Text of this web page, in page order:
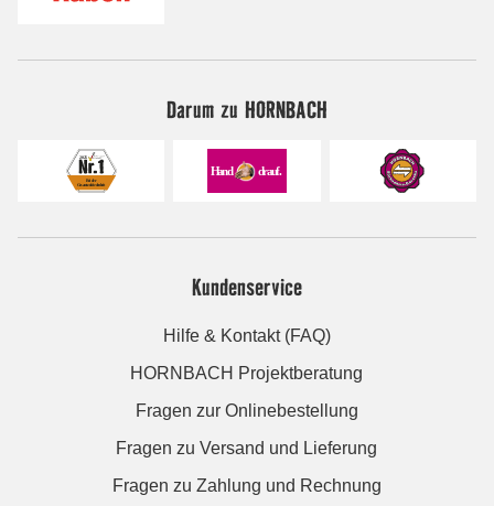
Darum zu HORNBACH
Kundenservice
Hilfe & Kontakt (FAQ)
HORNBACH Projektberatung
Fragen zur Onlinebestellung
Fragen zu Versand und Lieferung
Fragen zu Zahlung und Rechnung